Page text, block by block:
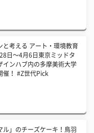
と考える アート・環境教育
日〜4月6日東京ミッドタ
インハブ内の多摩美術大学
催！ #Z世代Pick
ル」のチーズケーキ！鳥羽